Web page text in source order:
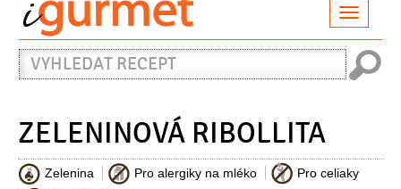
Vyhledat
recept
ZELENINOVÁ RIBOLLITA
Zelenina Pro alergiky na mléko
Pro celiaky